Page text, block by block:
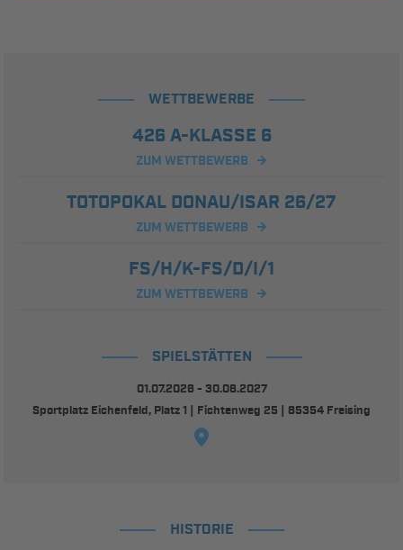
WETTBEWERBE
426 A-KLASSE 6
ZUM WETTBEWERB
TOTOPOKAL DONAU/ISAR 26/27
ZUM WETTBEWERB
FS/H/K-FS/D/I/1
ZUM WETTBEWERB
SPIELSTÄTTEN
01.07.2026 - 30.06.2027
Sportplatz Eichenfeld, Platz 1 | Fichtenweg 25 | 85354 Freising
HISTORIE